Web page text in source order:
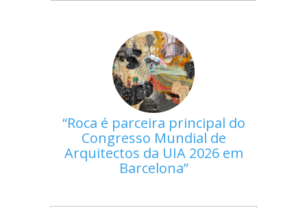
Roca é parceira principal do
Congresso Mundial de
Arquitectos da UIA 2026 em
Barcelona